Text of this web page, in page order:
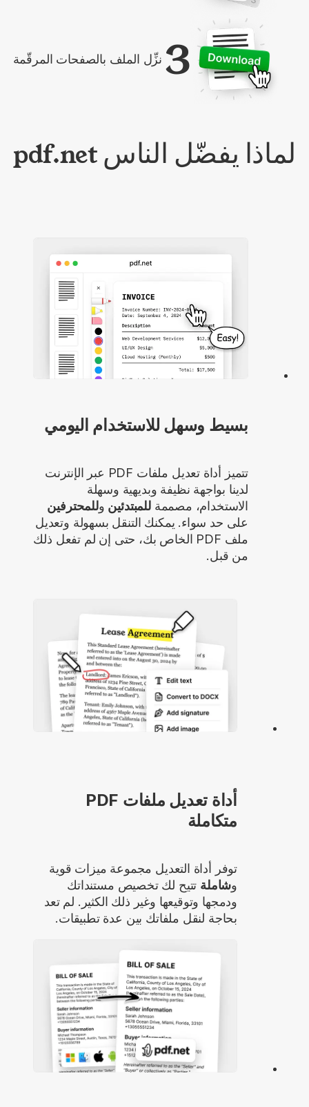
3 نزِّل الملف بالصفحات المرقّمة
لماذا يفضّل الناس pdf.net
بسيط وسهل للاستخدام اليومي
تتميز أداة تعديل ملفات PDF عبر الإنترنت
لدينا بواجهة نظيفة وبديهية وسهلة
الاستخدام، مصممةللمبتدئين وللمحترفين
على حد سواء. يمكنك التنقل بسهولة وتعديل
ملف PDF الخاص بك، حتى إن لم تفعل ذلك
من قبل.
أداة تعديل ملفات PDF
متكاملة
توفر أداة التعديل مجموعة ميزات قوية
وشاملة تتيح لك تخصيص مستنداتك
ودمجها وتوقيعها وغير ذلك الكثير. لم تعد
بحاجة لنقل ملفاتك بين عدة تطبيقات.